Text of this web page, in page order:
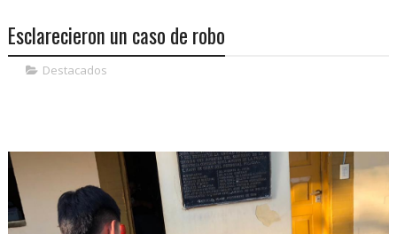
Esclarecieron un caso de robo
Destacados